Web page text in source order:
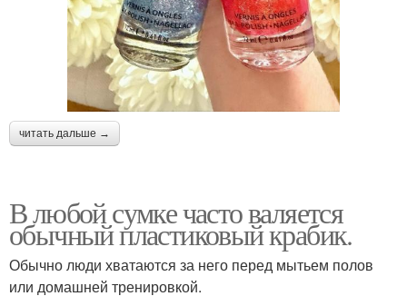
читать дальше →
В любой сумке часто валяется
обычный пластиковый крабик.
Обычно люди хватаются за него перед мытьем полов
или домашней тренировкой.